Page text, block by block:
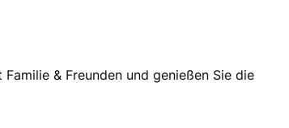
& Freunden und genießen Sie die